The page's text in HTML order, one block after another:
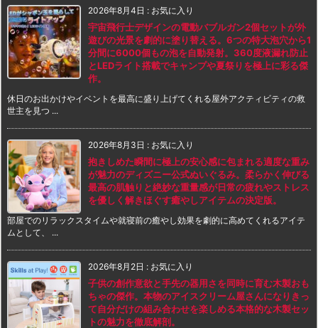
2026年8月4日 : お気に入り
宇宙飛行士デザインの電動バブルガン2個セットが外
遊びの光景を劇的に塗り替える。6つの特大泡穴から1
分間に6000個もの泡を自動発射。360度液漏れ防止
とLEDライト搭載でキャンプや夏祭りを極上に彩る傑
作。
休日のお出かけやイベントを最高に盛り上げてくれる屋外アクティビティの救
世主を見つ ...
2026年8月3日 : お気に入り
抱きしめた瞬間に極上の安心感に包まれる適度な重み
が魅力のディズニー公式ぬいぐるみ。柔らかく伸びる
最高の肌触りと絶妙な重量感が日常の疲れやストレス
を優しく解きほぐす癒やしアイテムの決定版。
部屋でのリラックスタイムや就寝前の癒やし効果を劇的に高めてくれるアイテ
ムとして、 ...
2026年8月2日 : お気に入り
子供の創作意欲と手先の器用さを同時に育む木製おも
ちゃの傑作。本物のアイスクリーム屋さんになりきっ
て自分だけの組み合わせを楽しめる本格的な木製セッ
トの魅力を徹底解剖。